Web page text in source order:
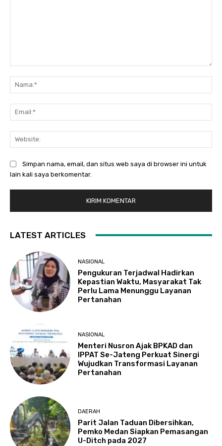
Simpan nama, email, dan situs web saya di browser ini untuk
lain kali saya berkomentar.
LATEST ARTICLES
NASIONAL
Pengukuran Terjadwal Hadirkan
Kepastian Waktu, Masyarakat Tak
Perlu Lama Menunggu Layanan
Pertanahan
NASIONAL
Menteri Nusron Ajak BPKAD dan
IPPAT Se-Jateng Perkuat Sinergi
Wujudkan Transformasi Layanan
Pertanahan
DAERAH
Parit Jalan Taduan Dibersihkan,
Pemko Medan Siapkan Pemasangan
U-Ditch pada 2027